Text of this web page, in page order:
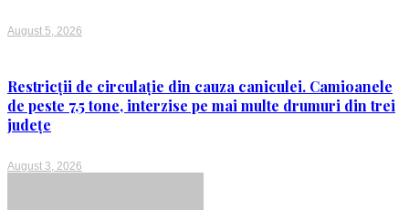
August 5, 2026
Restricții de circulație din cauza caniculei. Camioanele
de peste 7,5 tone, interzise pe mai multe drumuri din trei
județe
August 3, 2026